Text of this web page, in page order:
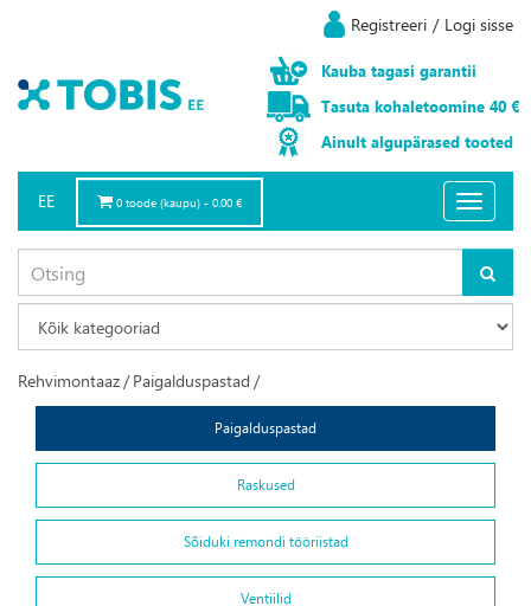
Registreeri / Logi sisse
Kauba tagasi garantii
Tasuta kohaletoomine 40 €
Ainult algupärased tooted
Toggle
0 toode (kaupu) - 0.00 €
EE
Rehvimontaaz/ Paigalduspastad /
Paigalduspastad
Raskused
Sõiduki remondi tööriistad
Ventiilid